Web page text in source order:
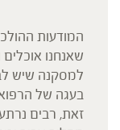
המודעות
שאנחנו
למסקנה שיש
בעגה של
זאת, רבים